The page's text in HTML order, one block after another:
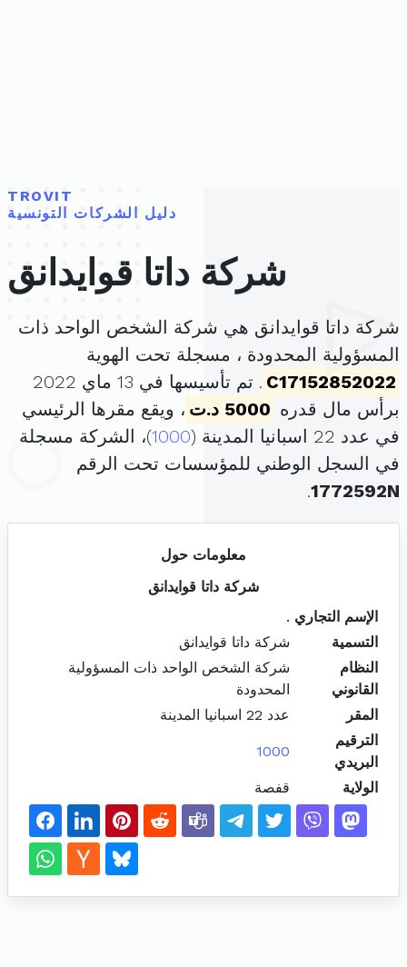
TROVIT
دليل الشركات التونسية
شركة داتا قوايدانق
شركة داتا قوايدانق هي شركة الشخص الواحد ذات
المسؤولية المحدودة ، مسجلة تحت الهوية
C17152852022
. تم تأسيسها في 13 ماي 2022
برأس مال قدره 5000 د.ت
، ويقع مقرها الرئيسي
في عدد 22 اسبانيا المدينة (
1000)، الشركة مسجلة
في السجل الوطني للمؤسسات تحت الرقم
1772592N
.
معلومات حول
شركة داتا قوايدانق
الإسم التجاري .
التسمية
شركة داتا قوايدانق
النظام
القانوني
شركة الشخص الواحد ذات المسؤولية
المحدودة
المقر
عدد 22 اسبانيا المدينة
الترقيم
البريدي
1000
الولاية قفصة